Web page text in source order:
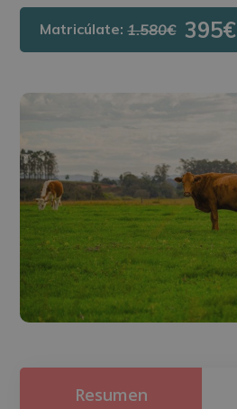
Matricúlate:1.580€ 395€
Resumen